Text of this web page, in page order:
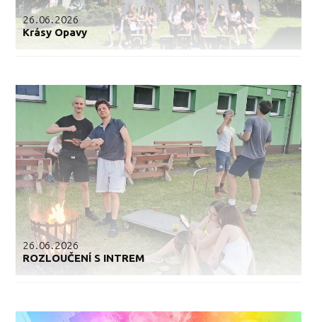
26.06.2026
Krásy Opavy
26.06.2026
ROZLOUČENÍ S INTREM